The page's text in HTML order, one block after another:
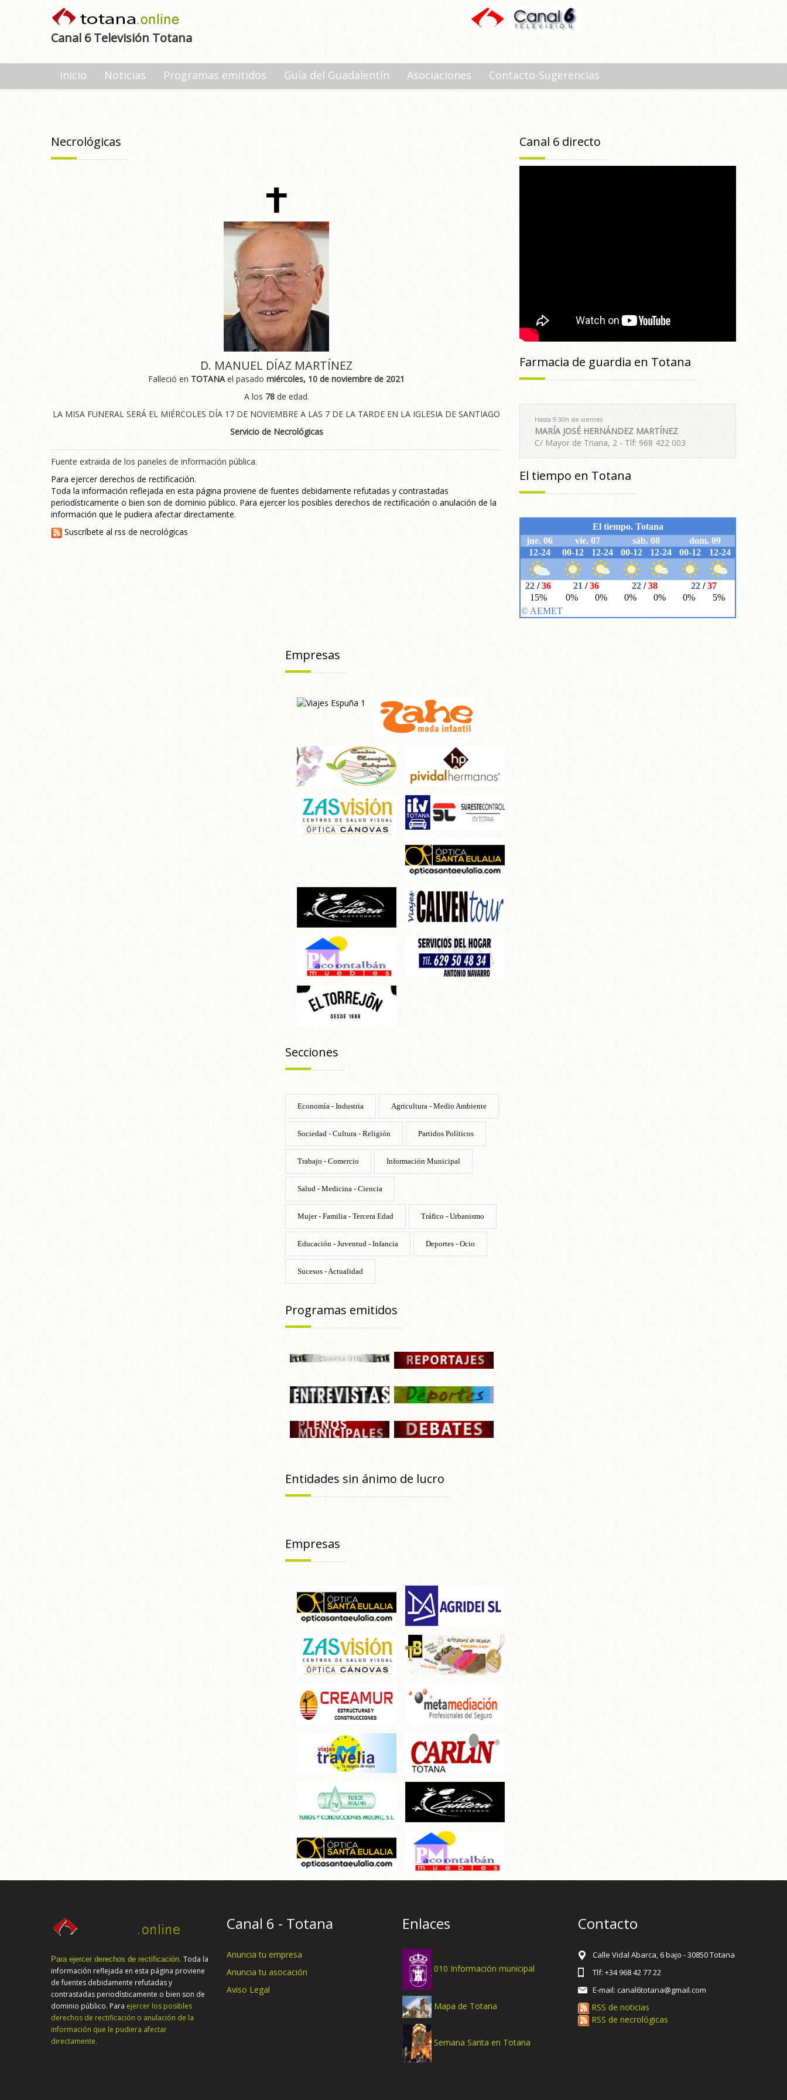
Canal 6 Televisión Totana
Inicio Noticias Programas emitidos Guía del Guadalentín Asociaciones Contacto-Sugerencias
Necrológicas
D. MANUEL DÍAZ MARTÍNEZ
Falleció en TOTANAel pasado miércoles, 10 de noviembre de 2021
A los 78de edad.
LA MISA FUNERAL SERÁ EL MIÉRCOLES DÍA 17 DE NOVIEMBRE A LAS 7 DE LA TARDE EN LA IGLESIA DE SANTIAGO
Servicio de Necrológicas
Fuente extraida de los paneles de información pública.
Para ejercer derechos de rectificación.
Toda la información reflejada en esta página proviene de fuentes debidamente refutadas y contrastadas
periodísticamente o bien son de dominio público. Para ejercer los posibles derechos de rectificación o anulación de la
información que le pudiera afectar directamente.
Suscríbete al rss de necrológicas
Canal 6 directo
Farmacia de guardia en Totana
Hasta 9:30h de viernes
MARÍA JOSÉ HERNÁNDEZ MARTÍNEZ
C/ Mayor de Triana, 2 - Tlf: 968 422 003
El tiempo en Totana
Empresas
Secciones
Economía - Industria Agricultura - Medio Ambiente
Sociedad - Cultura - Religión Partidos Políticos
Trabajo - Comercio Información Municipal
Salud - Medicina - Ciencia
Mujer - Familia - Tercera Edad Tráfico - Urbanismo
Educación - Juventud - Infancia Deportes - Ocio
Sucesos - Actualidad
Programas emitidos
Entidades sin ánimo de lucro
Empresas
Para ejercer derechos de rectificación. Toda la
información reflejada en esta página proviene
de fuentes debidamente refutadas y
contrastadas periodísticamente o bien son de
dominio público. Para ejercer los posibles
derechos de rectificación o anulación de la
información que le pudiera afectar
directamente.
Canal 6 - Totana
Anuncia tu empresa
Anuncia tu asocación
Aviso Legal
Enlaces
010 Información municipal
Mapa de Totana
Semana Santa en Totana
Contacto
Calle Vidal Abarca, 6 bajo - 30850 Totana
Tlf: +34 968 42 77 22
E-mail: canal6totana@gmail.com
RSS de noticias
RSS de necrológicas